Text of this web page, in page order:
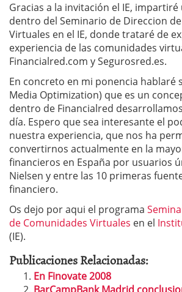
Gracias a la invitación el IE,
dentro del Seminario de Direccion
Virtuales en el IE, donde trataré de
experiencia de las comunidades
Financialred.com y Segurosred.es.
En concreto en mi ponencia hablaré
Media Optimization) que es un
dentro de Financialred
día. Espero que sea interesante el
nuestra experiencia, que nos ha
convertirnos actualmente en la
financieros en España por usuarios
Nielsen y entre las 10 primeras
financiero.
Os dejo por aqui el programa
de Comunidades Virtuales en el
(IE).
Publicaciones Relacionadas:
En Finovate 2008